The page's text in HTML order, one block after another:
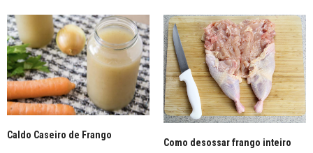
31/01/2017 ÀS 5:11 PM
Boa tarde Kelly! Esta massa pode ser guardada
depois de seca por quanto tempo? Outra coisa
guardo na geladeira ou no freezer ou fora mesmo?
Obrigada.
KELLY - TEMPERANDO DISSE:
Sempre na geladeira ou no freezer. Lembrando que
mesmo seca ela ainda é uma massa fresca e sem
conservantes. Uns 3 a 7 dias no máximo na
Caldo Caseiro de Frango
Como desossar frango inteiro